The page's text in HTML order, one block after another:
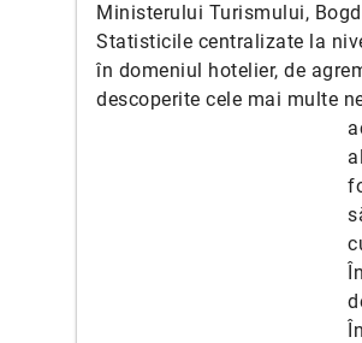
Ministerului Turismului,
Statisticile centralizate la
în domeniul hotelier, de
descoperite cele mai multe